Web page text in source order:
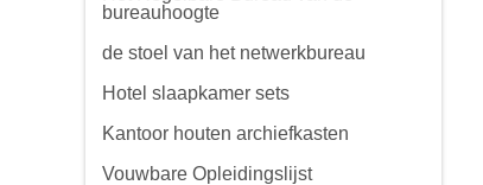
bureauhoogte
de stoel van het netwerkbureau
Hotel slaapkamer sets
Kantoor houten archiefkasten
Vouwbare Opleidingslijst